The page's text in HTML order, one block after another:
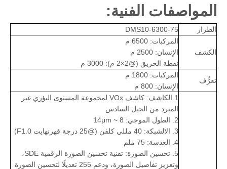
المواصفات الفنية:
الطراز DMS10-6300-75
الكشف
المركبات: 6500 م
الإنسان: 2500 م
نقطة الحريق (@2×2 م): 3000 م
تعرُّف
المركبات: 1800 م
الإنسان: 800 م
1.الكاشف: كاشف VOx لمجموعة المستوى البؤري غير
المبرد من الجيل السادس
2. الطول الموجي: 8 ~ 14μm
3. الالشبكة: 40 مللي كلفن (@25 درجة فهرنهايت F1.0)
4. العدسة: 75 ملم
5. تحسين الصورة: تقنية تحسين الصورة الرقمية SDE،
وتعزيز تفاصيل الصورة، ودعم 255 تعديلًا لتحسين الصورة